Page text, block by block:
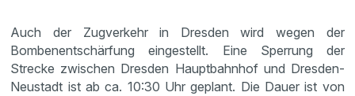
Auch der Zugverkehr in Dresden wird wegen der
Bombenentschärfung eingestellt. Eine Sperrung der
Strecke zwischen Dresden Hauptbahnhof und Dresden-
Neustadt ist ab ca. 10:30 Uhr geplant. Die Dauer ist von